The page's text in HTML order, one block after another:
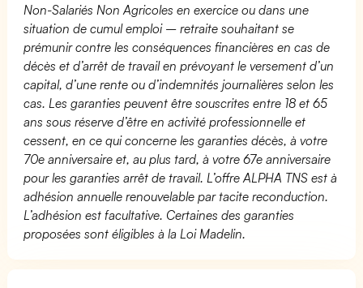
Non-Salariés Non Agricoles en exercice ou dans une
situation de cumul emploi – retraite souhaitant se
prémunir contre les conséquences financières en cas de
décès et d’arrêt de travail en prévoyant le versement d’un
capital, d’une rente ou d’indemnités journalières selon les
cas. Les garanties peuvent être souscrites entre 18 et 65
ans sous réserve d’être en activité professionnelle et
cessent, en ce qui concerne les garanties décès, à votre
70e anniversaire et, au plus tard, à votre 67e anniversaire
pour les garanties arrêt de travail. L’offre ALPHA TNS est à
adhésion annuelle renouvelable par tacite reconduction.
L’adhésion est facultative. Certaines des garanties
proposées sont éligibles à la Loi Madelin.